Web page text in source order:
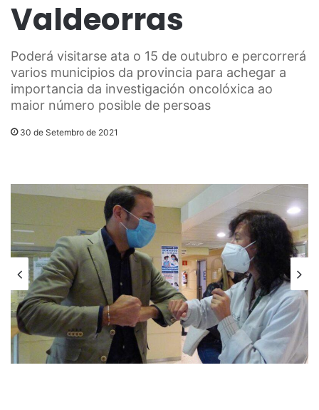
Valdeorras
Poderá visitarse ata o 15 de outubro e percorrerá
varios municipios da provincia para achegar a
importancia da investigación oncolóxica ao
maior número posible de persoas
30 de Setembro de 2021